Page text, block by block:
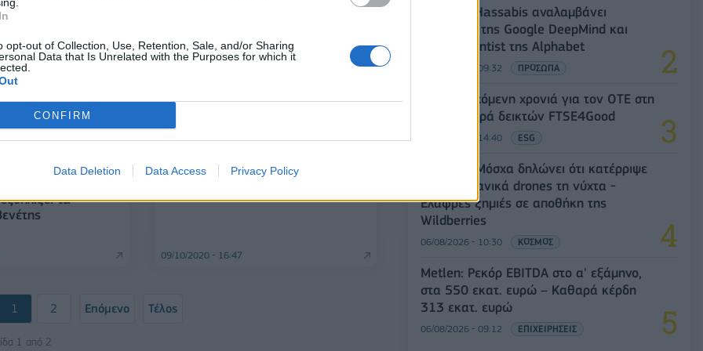
opt-out of Collection, Use, Retention, Sale, and/or Sharing
Data that Is Unrelated with the Purposes for which it
CONFIRM
Data Deletion Data Access Privacy Policy
12/01/2021 - 17:24
τα
ΛΙΑΝΕΜΠΟΡΙΟ
Σημαντική ενίσχυση για τον Όμιλο
Βενέτη
09/10/2020 - 16:47
1 2 Επόμενο Τέλος
1 από 2
Ο Demis Hassabis αναλαμβάνει
Πρόεδρος της Google DeepMind και
Chief Scientist της Alphabet
06/08/2026 - 09:32 ΠΡΟΣΩΠΑ
18η συνεχόμενη χρονιά για τον ΟΤΕ στη
διεθνή σειρά δεικτών FTSE4Good
06/08/2026 - 14:40 ESG
Ρωσία: Η Μόσχα δηλώνει ότι κατέρριψε
605 ουκρανικά drones τη νύχτα -
Ελαφρές ζημιές σε αποθήκη της
Wildberries
06/08/2026 - 10:30 ΚΟΣΜΟΣ
Metlen: Ρεκόρ EBITDA στο α' εξάμηνο,
στα 550 εκατ. ευρώ – Καθαρά κέρδη
313 εκατ. ευρώ
06/08/2026 - 09:12 ΕΠΙΧΕΙΡΗΣΕΙΣ